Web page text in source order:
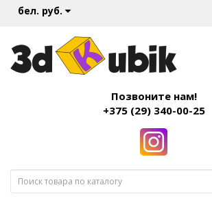
бел. руб.
Позвоните нам!
+375 (29) 340-00-25